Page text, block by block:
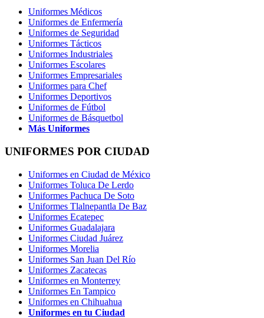
Uniformes Médicos
Uniformes de Enfermería
Uniformes de Seguridad
Uniformes Tácticos
Uniformes Industriales
Uniformes Escolares
Uniformes Empresariales
Uniformes para Chef
Uniformes Deportivos
Uniformes de Fútbol
Uniformes de Básquetbol
Más Uniformes
UNIFORMES POR CIUDAD
Uniformes en Ciudad de México
Uniformes Toluca De Lerdo
Uniformes Pachuca De Soto
Uniformes Tlalnepantla De Baz
Uniformes Ecatepec
Uniformes Guadalajara
Uniformes Ciudad Juárez
Uniformes Morelia
Uniformes San Juan Del Río
Uniformes Zacatecas
Uniformes en Monterrey
Uniformes En Tampico
Uniformes en Chihuahua
Uniformes en tu Ciudad